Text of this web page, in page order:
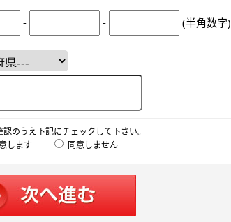
- - (半角数字)
のうえ下記にチェックして下さい。
します
同意しません